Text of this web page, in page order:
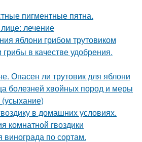
пигментные пятна.
лечение
яблони грибом трутовиком
грибы в качестве удобрения.
Опасен ли трутовик для яблони
болезней хвойных пород и меры
в домашних условиях.
комнатной гвоздики
винограда по сортам.